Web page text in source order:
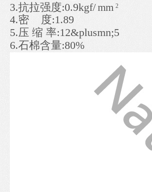
3.抗拉强度:0.9kgf/mm 2
4.密 度:1.89
5.压 缩 率:12&plusmn;5
6.石棉含量:80%